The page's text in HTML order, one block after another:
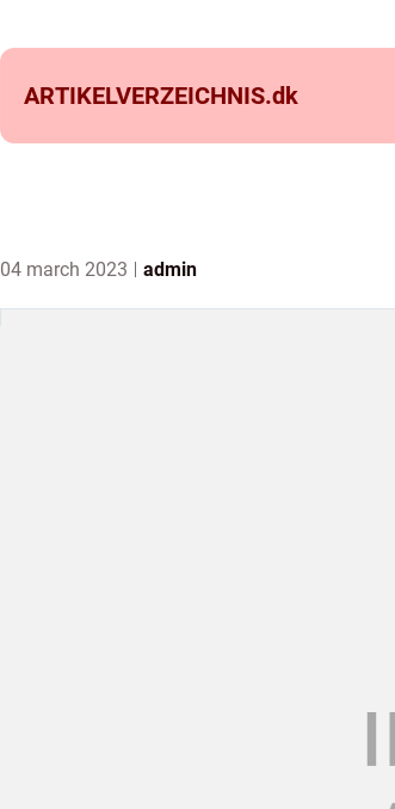
ARTIKELVERZEICHNIS.dk
04 march 2023 admin